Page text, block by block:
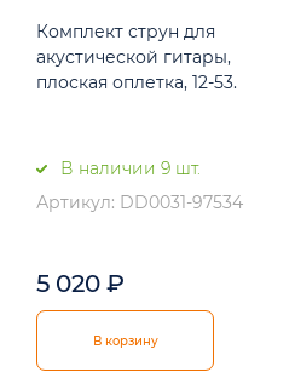
Комплект струн для
акустической гитары,
плоская оплетка, 12-53.
В наличии 9 шт.
Артикул: DD0031-97534
5 020 ₽
В корзину